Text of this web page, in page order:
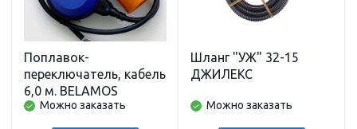
Поплавок-
переключатель, кабель
6,0 м. BELAMOS
Можно заказать
Шланг "УЖ" 32-15
ДЖИЛЕКС
Можно заказать